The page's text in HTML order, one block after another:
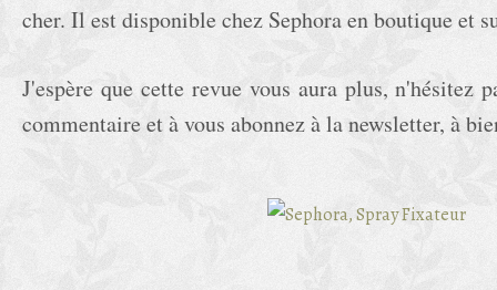
cher. Il est disponible chez Sephora en boutique et
J'espère que cette revue vous aura plus, n'hésitez
commentaire et à vous abonnez à la newsletter, à